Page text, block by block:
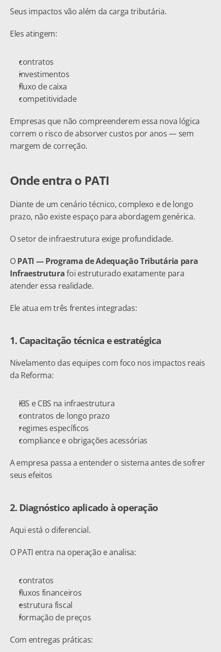
Seus impactos vão além da carga tributária.
Eles atingem:
contratos
investimentos
fluxo de caixa
competitividade
Empresas que não compreenderem essa nova lógica
correm o risco de absorver custos por anos — sem
margem de correção.
Onde entra o PATI
Diante de um cenário técnico, complexo e de longo
prazo, não existe espaço para abordagem genérica.
O setor de infraestrutura exige profundidade.
O PATI — Programa de Adequação Tributária para
Infraestrutura foi estruturado exatamente para
atender essa realidade.
Ele atua em três frentes integradas:
1. Capacitação técnica e estratégica
Nivelamento das equipes com foco nos impactos reais
da Reforma:
IBS e CBS na infraestrutura
contratos de longo prazo
regimes específicos
compliance e obrigações acessórias
A empresa passa a entender o sistema antes de sofrer
seus efeitos
2. Diagnóstico aplicado à operação
Aqui está o diferencial.
O PATI entra na operação e analisa:
contratos
fluxos financeiros
estrutura fiscal
formação de preços
Com entregas práticas: